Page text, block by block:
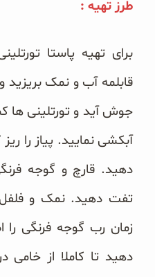
کتاب‌های OABطرز تهیه :
برای تهیه پاستا
قابلمه آب و نمک بریزید
جوش آید و تورتلینی
آبکشی نمایید. پیاز را
دهید. قارچ و گوجه
تفت دهید. نمک و فلفل
زمان رب گوجه فرنگی
دهید تا کاملا از خامی